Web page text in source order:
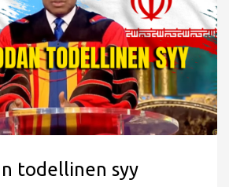
todellinen syy